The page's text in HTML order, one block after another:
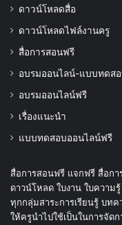
ดาวน์โหลดสื่อ
ดาวน์โหลดไฟล์งานครู
สื่อการสอนฟรี
อบรมออนไลน์-แบบทดส
อบรมออนไลน์ฟรี
เรื่องแนะนำ
แบบทดสอบออนไลน์ฟรี
สื่อการสอนฟรี แจกฟรี สื่อก
ดาวน์โหลด ใบงาน ใบควา
ทุกกลุ่มสาระการเรียนรู้ บท
ให้ครูนำไปใช้เป็นในการจัด